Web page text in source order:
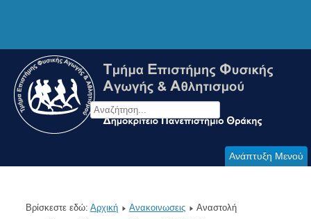
Ανάπτυξη Μενού
Βρίσκεστε εδώ: Αρχική Ανακοινωσεις
Αναστολή